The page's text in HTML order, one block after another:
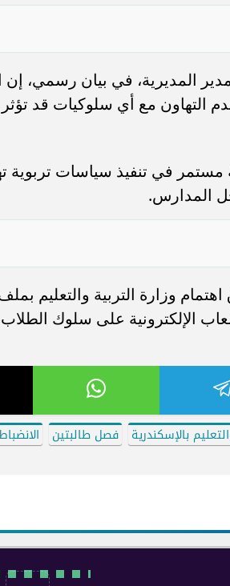
مدير المديرية، في بيان رسمي،
التهاون مع أي سلوكيات قد
مستمر في تنفيذ سياسات تربوية
المدارس.
وزارة التربية والتعليم
الإلكترونية على سلوك
بالإسكندرية فصل طالبتين